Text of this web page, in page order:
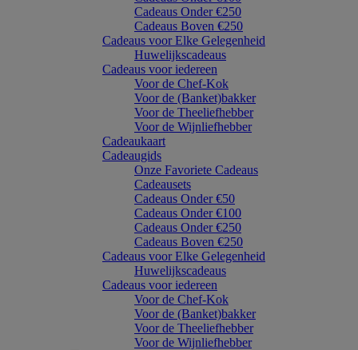
Cadeaus Onder €250
Cadeaus Boven €250
Cadeaus voor Elke Gelegenheid
Huwelijkscadeaus
Cadeaus voor iedereen
Voor de Chef-Kok
Voor de (Banket)bakker
Voor de Theeliefhebber
Voor de Wijnliefhebber
Cadeaukaart
Cadeaugids
Onze Favoriete Cadeaus
Cadeausets
Cadeaus Onder €50
Cadeaus Onder €100
Cadeaus Onder €250
Cadeaus Boven €250
Cadeaus voor Elke Gelegenheid
Huwelijkscadeaus
Cadeaus voor iedereen
Voor de Chef-Kok
Voor de (Banket)bakker
Voor de Theeliefhebber
Voor de Wijnliefhebber